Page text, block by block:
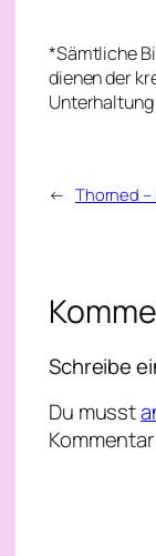
*Sämtliche
dienen der
Unterhaltung
← Thorned –
Schreibe
Du musst